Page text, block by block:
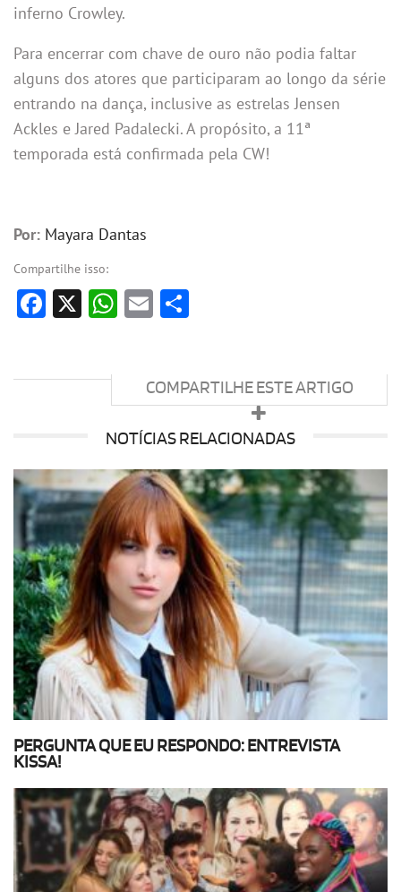
inferno Crowley.
Para encerrar com chave de ouro não podia faltar
alguns dos atores que participaram ao longo da série
entrando na dança, inclusive as estrelas Jensen
Ackles e Jared Padalecki. A propósito, a 11ª
temporada está confirmada pela CW!
Por: Mayara Dantas
Compartilhe isso:
Facebook
X WhatsApp
Email
COMPARTILHE ESTE ARTIGO
NOTÍCIAS RELACIONADAS
PERGUNTA QUE EU RESPONDO: ENTREVISTA
KISSA!